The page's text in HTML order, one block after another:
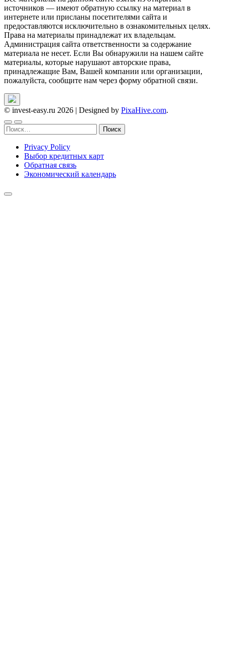
источников — имеют обратную ссылку на материал в
интернете или присланы посетителями сайта и
предоставляются исключительно в ознакомительных целях.
Права на материалы принадлежат их владельцам.
Администрация сайта ответственности за содержание
материала не несет. Если Вы обнаружили на нашем сайте
материалы, которые нарушают авторские права,
принадлежащие Вам, Вашей компании или организации,
пожалуйста, сообщите нам через форму обратной связи.
© invest-easy.ru 2026 | Designed by PixaHive.com.
Найти:
Privacy Policy
Выбор кредитных карт
Обратная связь
Экономический календарь